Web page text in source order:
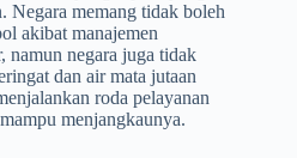
Negara memang tidak boleh
akibat manajemen
namun negara juga tidak
dan air mata jutaan
roda pelayanan
menjangkaunya.